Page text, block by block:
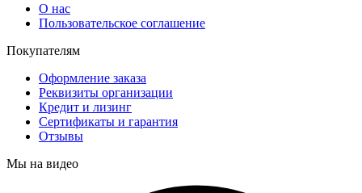
О нас
Пользовательское соглашение
Покупателям
Оформление заказа
Реквизиты организации
Кредит и лизинг
Сертификаты и гарантия
Отзывы
Мы на видео